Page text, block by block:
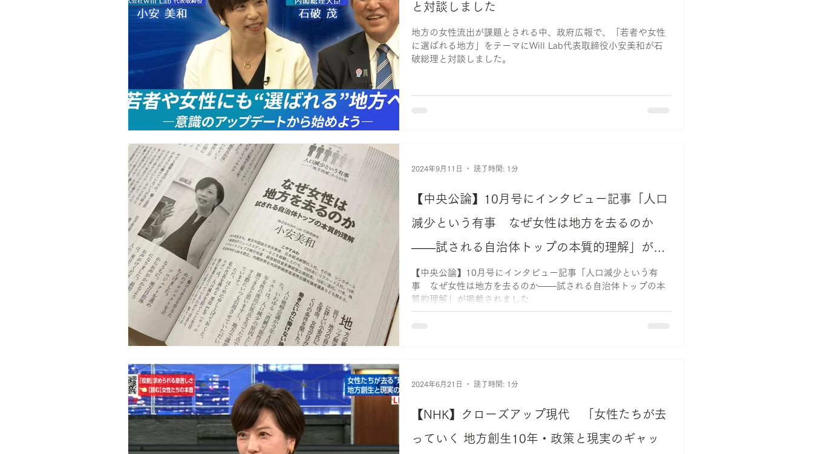
と対談しました
地方の女性流出が課題とされる中、政府広報で、「若者や女性
に選ばれる地方」をテーマにWill Lab代表取締役小安美和が石
破総理と対談しました。
【中央公論】10月号にインタビュー記事「人口
減少という有事 なぜ女性は地方を去るのか
――試される自治体トップの本質的理解」が掲
載されました
【中央公論】10月号にインタビュー記事「人口減少という有
事 なぜ女性は地方を去るのか――試される自治体トップの本
質的理解」が掲載されました
2024年9月11日 読了時間: 1分
【NHK】クローズアップ現代 「女性たちが去
っていく 地方創生10年・政策と現実のギャッ
2024年6月21日 読了時間: 1分